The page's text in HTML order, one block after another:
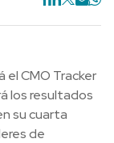
el CMO Tracker
los resultados
su cuarta
de